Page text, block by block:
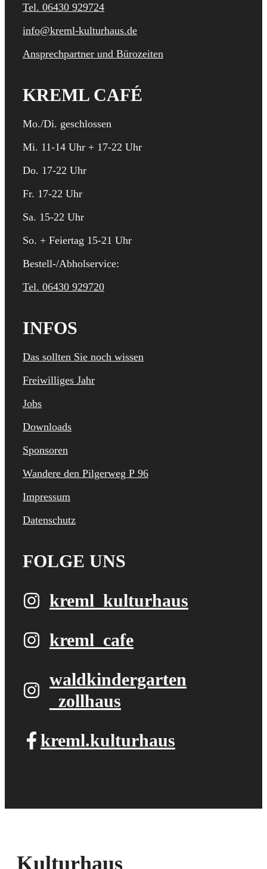
Tel. 06430 929724
info@kreml-kulturhaus.de
Ansprechpartner und Bürozeiten
KREML CAFÉ
Mo./Di. geschlossen
Mi. 11-14 Uhr + 17-22 Uhr
Do. 17-22 Uhr
Fr. 17-22 Uhr
Sa. 15-22 Uhr
So. + Feiertag 15-21 Uhr
Bestell-/Abholservice:
Tel. 06430 929720
INFOS
Das sollten Sie noch wissen
Freiwilliges Jahr
Jobs
Downloads
Sponsoren
Wandere den Pilgerweg P 96
Impressum
Datenschutz
FOLGE UNS
kreml_kulturhaus
kreml_cafe
waldkindergarten​
_zollhaus
kreml.kulturhaus
Kulturhaus